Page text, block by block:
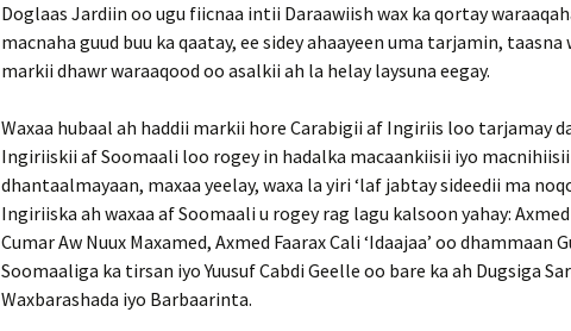
Doglaas Jardiin oo ugu fiicnaa intii Daraawiish wax ka qortay
macnaha guud buu ka qaatay, ee sidey ahaayeen uma tarjamin, taasna
markii dhawr waraaqood oo asalkii ah la helay laysuna eegay.
Waxaa hubaal ah haddii markii hore Carabigii af In­giriis loo tarjamay
Ingiriiskii af Soomaali loo rogey in hadalka macaankiisii iyo
dhantaalmayaan, maxaa yeelay, waxa la yiri ‘laf jabtay sideedii ma
Ingiriiska ah waxaa af Soomaali u rogey rag lagu kalsoon yahay:
Cumar Aw Nuux Maxamed, Axmed Faarax Cali ‘Idaajaa’ oo dhammaan
Soomaaliga ka tirsan iyo Yuusuf Cabdi Geelle oo bare ka ah Dugsiga
Waxbarashada iyo Barbaarinta.